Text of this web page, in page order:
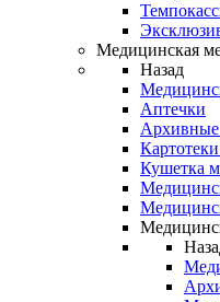
Медицинская
Назад
Аптечки
Архивные
Кушетка